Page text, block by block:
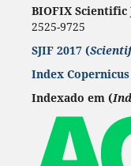
BIOFIX Scientific
2525-9725
SJIF 2017 (
Index
Indexado em (